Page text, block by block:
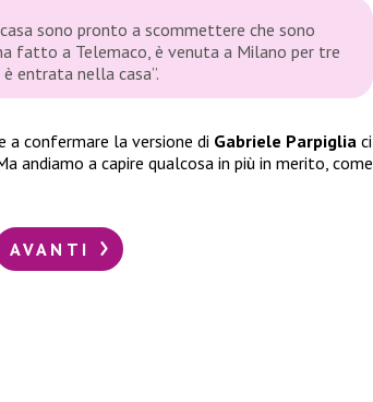
sono pronto a scommettere che sono
fatto a Telemaco, è venuta a Milano per tre
entrata nella casa”.
a confermare la versione di Gabriele Parpiglia ci
andiamo a capire qualcosa in più in merito, come
AVANTI